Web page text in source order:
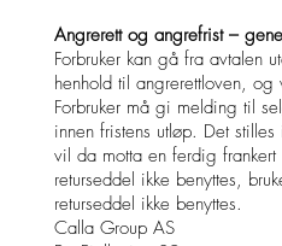
Angrerett og angrefrist –
Forbruker kan gå fra avtalen
henhold til angrerettloven, og
Forbruker må gi melding til
innen fristens utløp. Det
vil da motta en ferdig
returseddel ikke benyttes,
returseddel ikke benyttes.
Calla Group AS